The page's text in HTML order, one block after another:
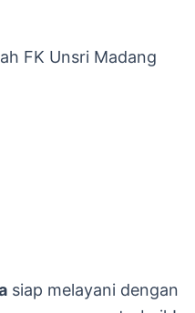
FK Unsri Madang
siap melayani dengan